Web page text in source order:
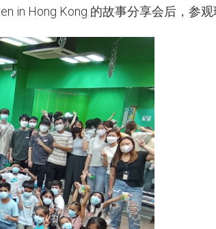
in Hong Kong 的故事分享会后，参观